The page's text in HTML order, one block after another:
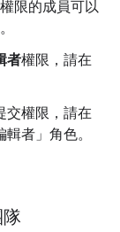
權限的成員可以
者權限，請在
交權限，請在
者」 角色。